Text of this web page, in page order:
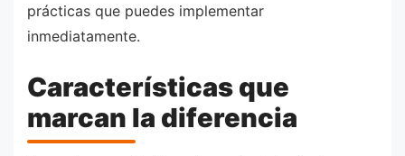
prácticas que puedes implementar
inmediatamente.
Características que
marcan la diferencia